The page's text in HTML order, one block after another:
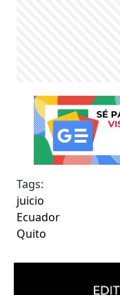
Tags:
juicio
Ecuador
Quito